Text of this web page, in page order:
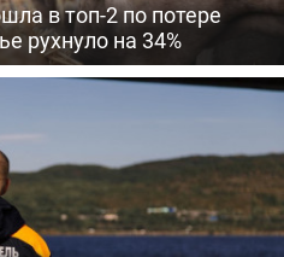
в топ-2 по потере
рухнуло на 34%